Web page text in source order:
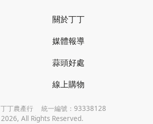
關於丁丁
媒體報導
蒜頭好處
線上購物
丁丁農產行 統一編號： 93338128
2026, All Rights Reserved.